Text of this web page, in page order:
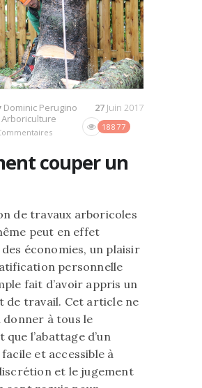
Dominic Perugino
Arboriculture
18877
27 Juin 2017
couper un
de travaux arboricoles
peut en effet
économies, un plaisir
personnelle
fait d’avoir appris un
de travail. Cet article ne
donner à tous le
l’abattage d’un
et accessible à
et le jugement